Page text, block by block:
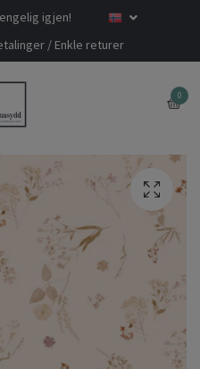
igjen!
/ Enkle returer
0